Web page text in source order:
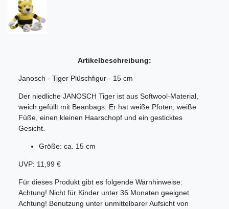
Artikelbeschreibung:
Janosch - Tiger Plüschfigur - 15 cm
Der niedliche JANOSCH Tiger ist aus Softwool-Material,
weich gefüllt mit Beanbags. Er hat weiße Pfoten, weiße
Füße, einen kleinen Haarschopf und ein gesticktes
Gesicht.
Größe: ca. 15 cm
UVP: 11,99 €
Für dieses Produkt gibt es folgende Warnhinweise:
Achtung! Nicht für Kinder unter 36 Monaten geeignet
Achtung! Benutzung unter unmittelbarer Aufsicht von